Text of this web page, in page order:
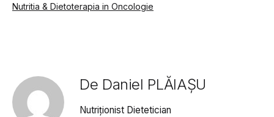
Din
Nutritia & Dietoterapia in Oncologie
De Daniel PLĂIAȘU
Nutriționist Dietetician